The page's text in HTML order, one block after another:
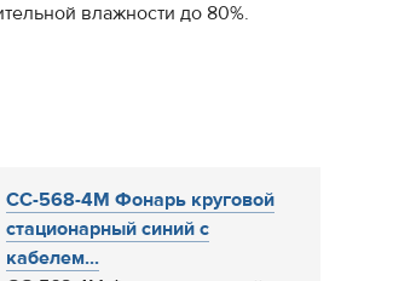
влажности до 80%.
СС-568-4М Фонарь круговой
стационарный синий с
кабелем...